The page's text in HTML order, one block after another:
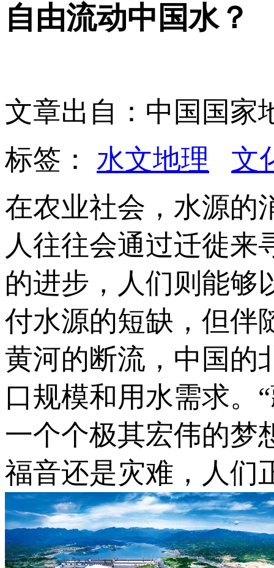
自由流动中国水？
文章出自：中国国家
标签： 水文地理
文
在农业社会，水源的
人往往会通过迁徙来
的进步，人们则能够
付水源的短缺，但伴
黄河的断流，中国的
口规模和用水需求。
一个个极其宏伟的梦
福音还是灾难，人们